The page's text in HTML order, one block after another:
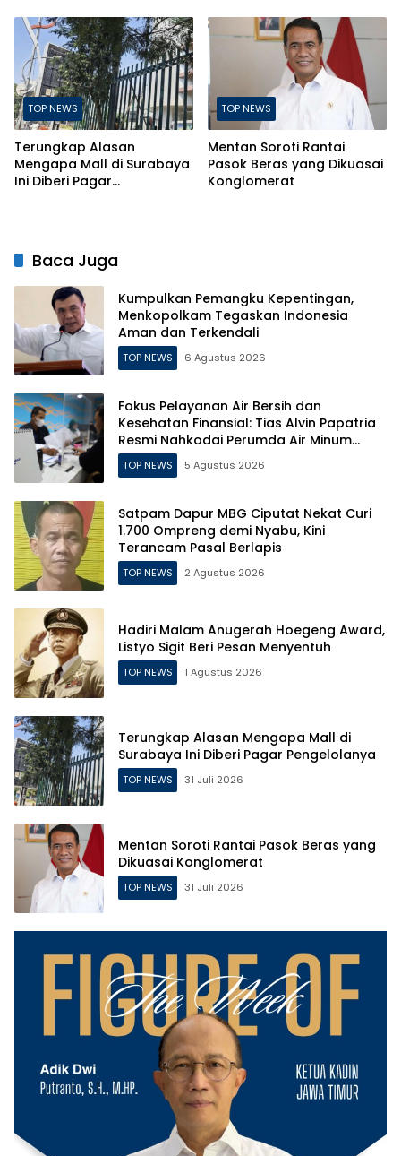
TOP NEWS
Terungkap Alasan
Mengapa Mall di Surabaya
Ini Diberi Pagar
TOP NEWS
Mentan Soroti Rantai
Pasok Beras yang Dikuasai
Konglomerat
Baca Juga
Kumpulkan Pemangku Kepentingan,
Menkopolkam Tegaskan Indonesia
Aman dan Terkendali
TOP NEWS 6 Agustus 2026
Fokus Pelayanan Air Bersih dan
Kesehatan Finansial: Tias Alvin Papatria
Resmi Nahkodai Perumda Air Minum
Surabaya
TOP NEWS 5 Agustus 2026
Satpam Dapur MBG Ciputat Nekat Curi
1.700 Ompreng demi Nyabu, Kini
Terancam Pasal Berlapis
TOP NEWS 2 Agustus 2026
Hadiri Malam Anugerah Hoegeng Award,
Listyo Sigit Beri Pesan Menyentuh
TOP NEWS 1 Agustus 2026
Terungkap Alasan Mengapa Mall di
Surabaya Ini Diberi Pagar Pengelolanya
TOP NEWS 31 Juli 2026
Mentan Soroti Rantai Pasok Beras yang
Dikuasai Konglomerat
TOP NEWS 31 Juli 2026